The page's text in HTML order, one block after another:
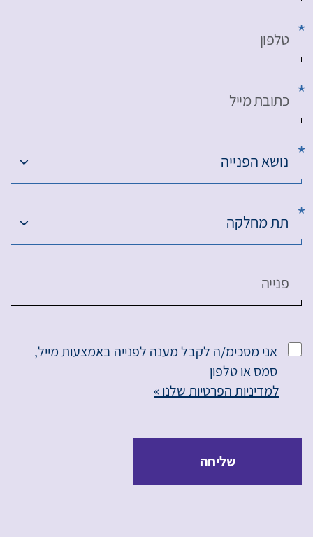
טלפון
כתובת מייל
נושא הפנייה
תת מחלקה
פנייה
אני מסכימ/ה לקבל מענה לפנייה באמצעות מייל,
סמס או טלפון
למדיניות הפרטיות שלנו »
שליחה